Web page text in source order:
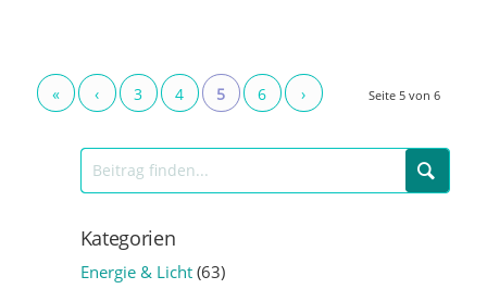
Seite 5 von 6
« ‹ 3 4 5 6 ›
Kategorien
Energie & Licht(63)